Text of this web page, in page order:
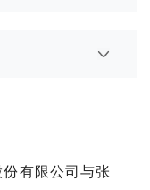
有限公司与张